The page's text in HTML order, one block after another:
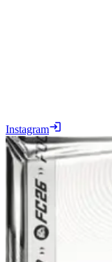
Instagram